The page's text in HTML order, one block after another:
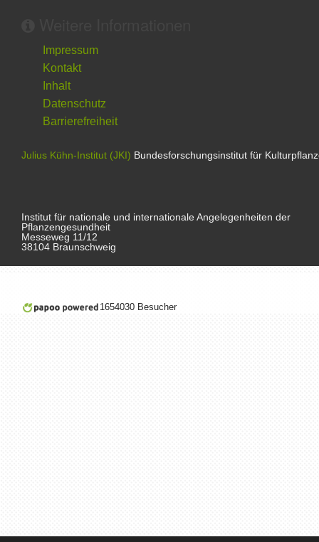
Impressum
Kontakt
Inhalt
Datenschutz
Barrierefreiheit
Julius Kühn-Institut (JKI) Bundesforschungsinstitut für
Institut für nationale und internationale Angelegenheiten der
Pflanzengesundheit
Messeweg 11/12
38104 Braunschweig
1654030 Besucher